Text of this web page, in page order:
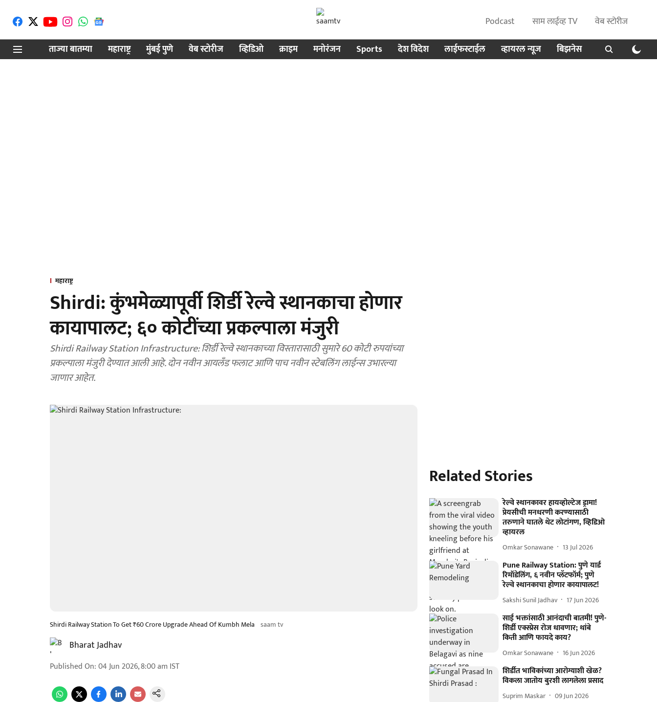
Podcast साम लाईव्ह TV
वेब स्टोरीज
ताज्या बातम्या
महाराष्ट्र मुंबई पुणे वेब स्टोरीज व्हिडिओ क्राइम मनोरंजन Sports देश विदेश लाईफस्टाईल व्हायरल न्यूज बिझनेस
महाराष्ट्र
Shirdi: कुंभमेळ्यापूर्वी शिर्डी रेल्वे स्थानकाचा होणार
कायापालट; ६० कोटींच्या प्रकल्पाला मंजुरी
Shirdi Railway Station Infrastructure: शिर्डी रेल्वे स्थानकाच्या विस्तारासाठी सुमारे 60 कोटी रुपयांच्या
प्रकल्पाला मंजुरी देण्यात आली आहे. दोन नवीन आयलँड फलाट आणि पाच नवीन स्टेबलिंग लाईन्स उभारल्या
जाणार आहेत.
Shirdi Railway Station To Get ₹60 Crore Upgrade Ahead Of Kumbh Mela saam tv
Bharat Jadhav
Published On:04 Jun 2026, 8:00 am IST
Related Stories
रेल्वे स्थानकावर हायव्होल्टेज ड्रामा!
प्रेयसीची मनधरणी करण्यासाठी
तरुणाने घातले थेट लोटांगण, व्हिडिओ
व्हायरल
Omkar Sonawane 13 Jul 2026
Pune Railway Station: पुणे यार्ड
रिमॉडेलिंग, ६ नवीन प्लॅटफॉर्म; पुणे
रेल्वे स्थानकाचा होणार कायापालट!
Sakshi Sunil Jadhav 17 Jun 2026
साई भक्तांसाठी आनंदाची बातमी! पुणे-
शिर्डी एक्स्प्रेस रोज धावणार; थांबे
किती आणि फायदे काय?
Omkar Sonawane 16 Jun 2026
शिर्डीत भाविकांच्या आरोग्याशी खेळ?
विकला जातोय बुरशी लागलेला प्रसाद
Suprim Maskar 09 Jun 2026